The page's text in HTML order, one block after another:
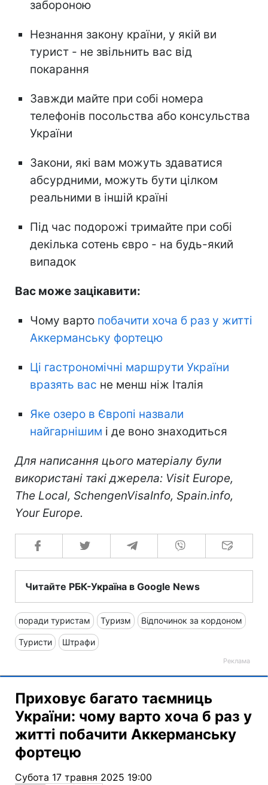
забороною
Незнання закону країни, у якій ви
турист - не звільнить вас від
покарання
Завжди майте при собі номера
телефонів посольства або консульства
України
Закони, які вам можуть здаватися
абсурдними, можуть бути цілком
реальними в іншій країні
Під час подорожі тримайте при собі
декілька сотень євро - на будь-який
випадок
Вас може зацікавити:
Чому варто побачити хоча б раз у житті
Аккерманську фортецю
Ці гастрономічні маршрути України
вразять вас не менш ніж Італія
Яке озеро в Європі назвали
найгарнішим і де воно знаходиться
Для написання цього матеріалу були
використані такі джерела: Visit Europe,
The Local, SchengenVisaInfo, Spain.info,
Your Europe.
Читайте РБК-Україна в Google News
поради туристам Туризм Відпочинок за кордоном
Туристи Штрафи
Приховує багато таємниць
України: чому варто хоча б раз у
житті побачити Аккерманську
фортецю
Субота 17 травня 2025 19:00